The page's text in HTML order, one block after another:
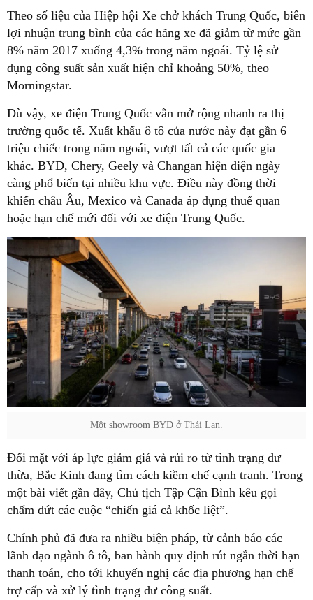
Theo số liệu của Hiệp hội Xe chở khách Trung Quốc, biên
lợi nhuận trung bình của các hãng xe đã giảm từ mức gần
8% năm 2017 xuống 4,3% trong năm ngoái. Tỷ lệ sử
dụng công suất sản xuất hiện chỉ khoảng 50%, theo
Morningstar.
Dù vậy, xe điện Trung Quốc vẫn mở rộng nhanh ra thị
trường quốc tế. Xuất khẩu ô tô của nước này đạt gần 6
triệu chiếc trong năm ngoái, vượt tất cả các quốc gia
khác. BYD, Chery, Geely và Changan hiện diện ngày
càng phổ biến tại nhiều khu vực. Điều này đồng thời
khiến châu Âu, Mexico và Canada áp dụng thuế quan
hoặc hạn chế mới đối với xe điện Trung Quốc.
Một showroom BYD ở Thái Lan.
Đối mặt với áp lực giảm giá và rủi ro từ tình trạng dư
thừa, Bắc Kinh đang tìm cách kiềm chế cạnh tranh. Trong
một bài viết gần đây, Chủ tịch Tập Cận Bình kêu gọi
chấm dứt các cuộc “chiến giá cả khốc liệt”.
Chính phủ đã đưa ra nhiều biện pháp, từ cảnh báo các
lãnh đạo ngành ô tô, ban hành quy định rút ngắn thời hạn
thanh toán, cho tới khuyến nghị các địa phương hạn chế
trợ cấp và xử lý tình trạng dư công suất.